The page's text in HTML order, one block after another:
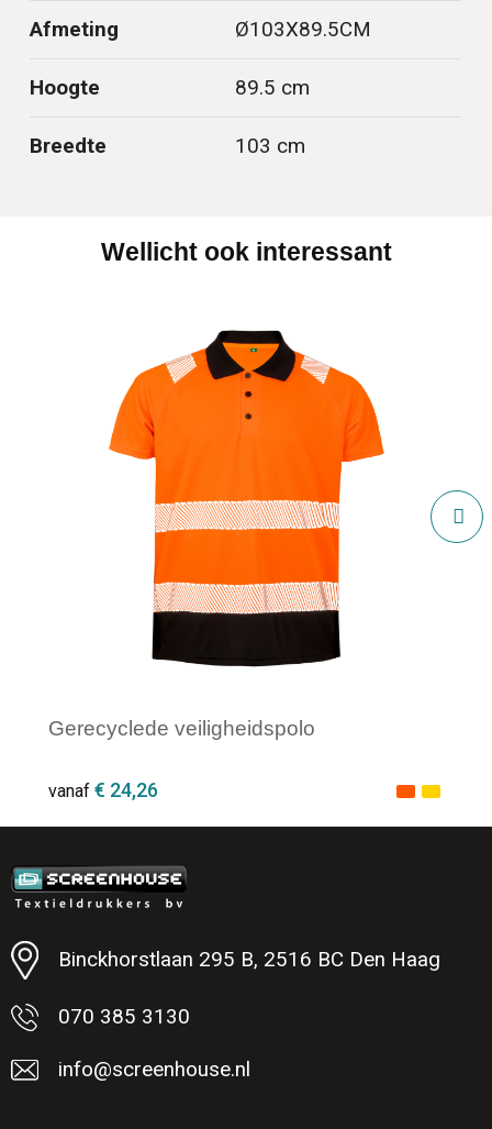
Afmeting Ø103X89.5CM
Hoogte 89.5 cm
Breedte 103 cm
Wellicht ook interessant
Gerecyclede veiligheidspolo
vanaf € 24,26
Minimale afname: 1
Binckhorstlaan 295 B, 2516 BC Den Haag
070 385 3130
info@screenhouse.nl